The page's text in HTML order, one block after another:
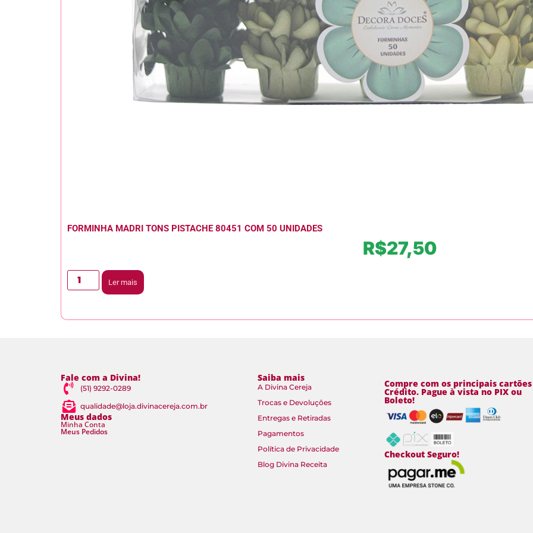
FORMINHA MADRI TONS PISTACHE 80451 COM 50 UNIDADES
R$27,50
Ler mais
Fale com a Divina!
(51) 9292-0289
qualidade@loja.divinacereja.com.br
Meus dados
Minha Conta
Meus Pedidos
Saiba mais
A Divina Cereja
Trocas e Devoluções
Entregas e Retiradas
Pagamentos
Política de Privacidade
Blog Divina Receita
Compre com os principais cartões
Crédito. Pague à vista no PIX ou
Boleto!
Checkout Seguro!